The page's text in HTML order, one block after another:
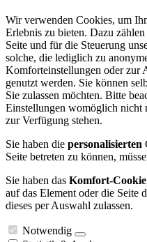
Wir verwenden Cookies, um
Erlebnis zu bieten. Dazu
Seite und für die Steuerung
solche, die lediglich zu
Komforteinstellungen oder zur
genutzt werden. Sie können
Sie zulassen möchten. Bitte
Einstellungen womöglich nicht
zur Verfügung stehen.
Sie haben die personalisierten
Seite betreten zu können,
Sie haben das Komfort-Cookie
auf das Element oder die Seite
dieses per Auswahl zulassen.
Notwendig